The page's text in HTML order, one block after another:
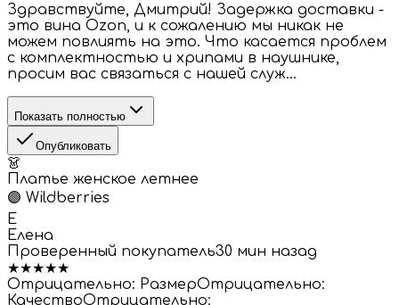
Здравствуйте, Дмитрий! Задержка доставки -
это вина Ozon, и к сожалению мы никак не
можем повлиять на это. Что касается проблем
с комплектностью и хрипами в наушнике,
просим вас связаться с нашей служ...
Показать полностью
Опубликовать
👗
Платье женское летнее
🟣 Wildberries
Е
Елена
Проверенный покупатель30 мин назад
★★★★★
Отрицательно: РазмерОтрицательно:
КачествоОтрицательно: